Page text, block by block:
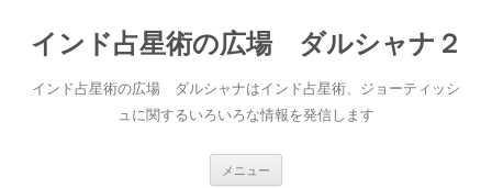
インド占星術の広場 ダルシャナ２
インド占星術の広場 ダルシャナはインド占星術、ジョーティッシ
ュに関するいろいろな情報を発信します
メニュー